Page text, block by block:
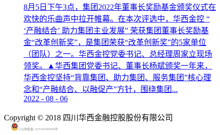
8月5日下午3点，集团2022年董事长奖励基金颁奖仪式在
欢快的乐曲声中拉开帷幕。在本次评选中，华西金控 “
‘产融结合’ 助力集团主业发展” 荣获集团董事长奖励基
金“改革创新奖”，是集团荣获“改革创新奖”的5家单位
（团队）之一。华西金控党委书记、总经理周家立现场
领奖。▲华西集团党委书记、董事长杨斌颁奖一年来，
华西金控坚持“背靠集团、助力集团、服务集团”核心理
念和“产融结合、以融促产”方针，围绕集团...
2022 - 08 - 06
Copyright © 2018 四川华西金融控股股份有限公司
川公网安备 51015602000580号